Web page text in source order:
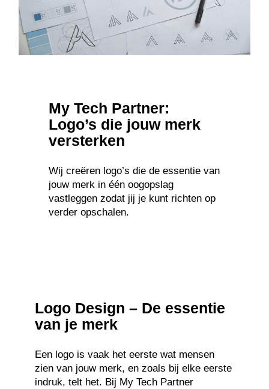
My Tech Partner:
Logo’s die jouw merk
versterken
Wij creëren logo’s die de essentie van
jouw merk in één oogopslag
vastleggen zodat jij je kunt richten op
verder opschalen.
Logo Design – De essentie
van je merk
Een logo is vaak het eerste wat mensen
zien van jouw merk, en zoals bij elke eerste
indruk, telt het. Bij My Tech Partner